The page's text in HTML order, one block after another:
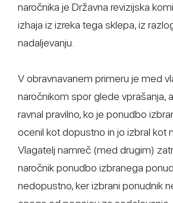
naročnika je Državna revizijska
izhaja iz izreka tega sklepa, iz
nadaljevanju.
V obravnavanem primeru je med
naročnikom spor glede vprašanja,
ravnal pravilno, ko je ponudbo
ocenil kot dopustno in jo izbral kot
Vlagatelj namreč (med drugim)
naročnik ponudbo izbranega
nedopustno, ker izbrani ponudnik